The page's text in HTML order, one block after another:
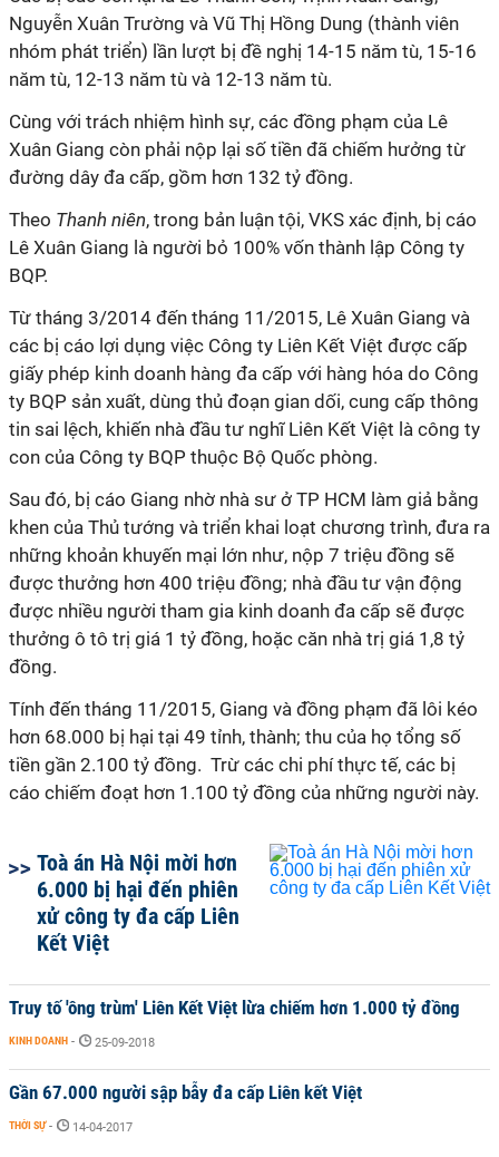
Nguyễn Xuân Trường và Vũ Thị Hồng Dung (thành viên
nhóm phát triển) lần lượt bị đề nghị 14-15 năm tù, 15-16
năm tù, 12-13 năm tù và 12-13 năm tù.
Cùng với trách nhiệm hình sự, các đồng phạm của Lê
Xuân Giang còn phải nộp lại số tiền đã chiếm hưởng từ
đường dây đa cấp, gồm hơn 132 tỷ đồng.
Theo Thanh niên, trong bản luận tội, VKS xác định, bị cáo
Lê Xuân Giang là người bỏ 100% vốn thành lập Công ty
BQP.
Từ tháng 3/2014 đến tháng 11/2015, Lê Xuân Giang và
các bị cáo lợi dụng việc Công ty Liên Kết Việt được cấp
giấy phép kinh doanh hàng đa cấp với hàng hóa do Công
ty BQP sản xuất, dùng thủ đoạn gian dối, cung cấp thông
tin sai lệch, khiến nhà đầu tư nghĩ Liên Kết Việt là công ty
con của Công ty BQP thuộc Bộ Quốc phòng.
Sau đó, bị cáo Giang nhờ nhà sư ở TP HCM làm giả bằng
khen của Thủ tướng và triển khai loạt chương trình, đưa ra
những khoản khuyến mại lớn như, nộp 7 triệu đồng sẽ
được thưởng hơn 400 triệu đồng; nhà đầu tư vận động
được nhiều người tham gia kinh doanh đa cấp sẽ được
thưởng ô tô trị giá 1 tỷ đồng, hoặc căn nhà trị giá 1,8 tỷ
đồng.
Tính đến tháng 11/2015, Giang và đồng phạm đã lôi kéo
hơn 68.000 bị hại tại 49 tỉnh, thành; thu của họ tổng số
tiền gần 2.100 tỷ đồng. Trừ các chi phí thực tế, các bị
cáo chiếm đoạt hơn 1.100 tỷ đồng của những người này.
Toà án Hà Nội mời hơn
6.000 bị hại đến phiên
xử công ty đa cấp Liên
Kết Việt
Truy tố 'ông trùm' Liên Kết Việt lừa chiếm hơn 1.000 tỷ đồng
KINH DOANH - 25-09-2018
Gần 67.000 người sập bẫy đa cấp Liên kết Việt
THỜI SỰ - 14-04-2017